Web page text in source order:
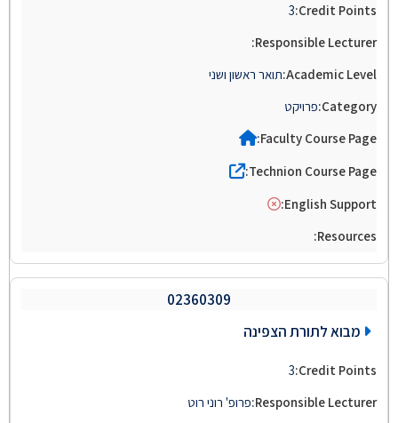
3
תואר ראשון ושני
פרויקט
02360309
מבוא לתורת הצפינה
3
פרופ' רוני רוט